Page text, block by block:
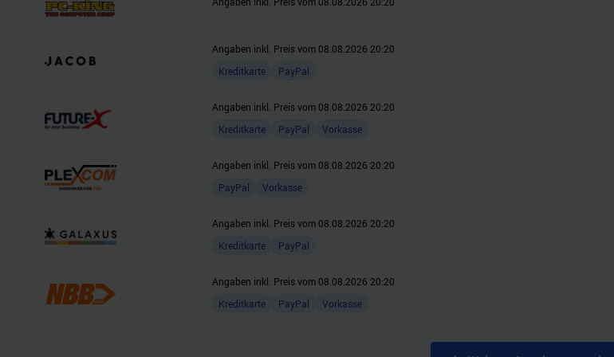
Angaben inkl. Preis vom 08.08.2026 20:20
Kreditkarte
PayPal
Angaben inkl. Preis vom 08.08.2026 20:20
Kreditkarte
PayPal Vorkasse
Angaben inkl. Preis vom 08.08.2026 20:20
PayPal
Vorkasse
Angaben inkl. Preis vom 08.08.2026 20:20
Kreditkarte
PayPal
Angaben inkl. Preis vom 08.08.2026 20:20
Kreditkarte
PayPal Vorkasse